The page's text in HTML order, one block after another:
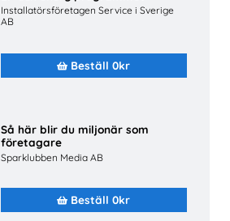
Installatörsföretagen Service i Sverige
AB
Beställ 0kr
Så här blir du miljonär som
företagare
Sparklubben Media AB
Beställ 0kr